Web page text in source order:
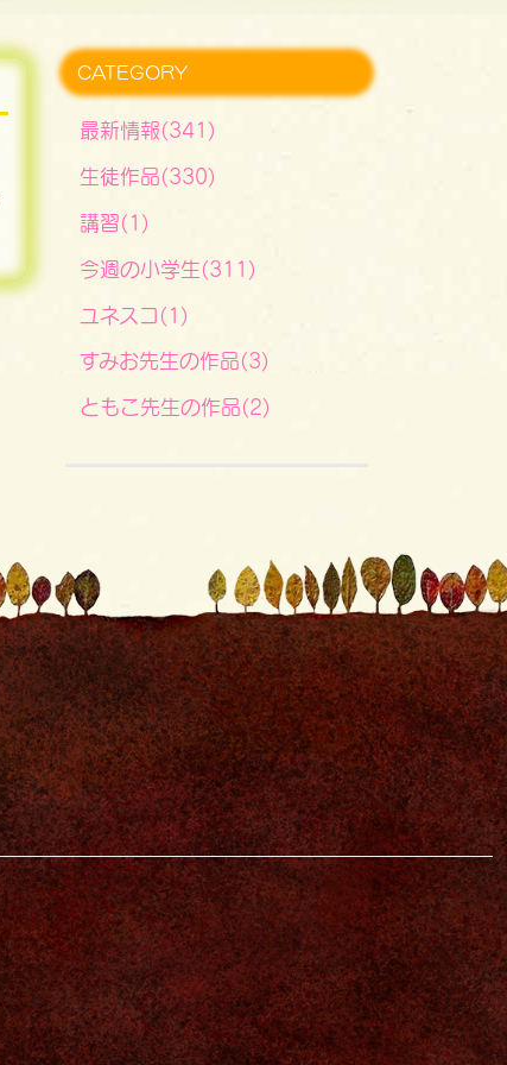
CATEGORY
最新情報(341)
生徒作品(330)
講習(1)
今週の小学生(311)
ユネスコ(1)
すみお先生の作品(3)
ともこ先生の作品(2)